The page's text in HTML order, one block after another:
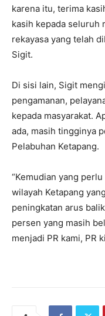
karena itu, terima
kasih kepada seluruh
rekayasa yang telah
Sigit.
Di sisi lain, Sigit
pengamanan,
kepada masyarakat.
ada, masih tingginya
Pelabuhan Ketapang.
“Kemudian yang
wilayah Ketapang
peningkatan arus
persen yang masih
menjadi PR kami, PR